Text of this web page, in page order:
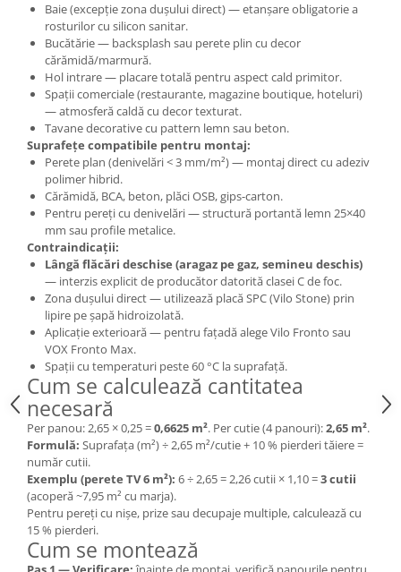
Baie (excepție zona dușului direct) — etanșare obligatorie a
rosturilor cu silicon sanitar.
Bucătărie — backsplash sau perete plin cu decor
cărămidă/marmură.
Hol intrare — placare totală pentru aspect cald primitor.
Spații comerciale (restaurante, magazine boutique, hoteluri)
— atmosferă caldă cu decor texturat.
Tavane decorative cu pattern lemn sau beton.
Suprafețe compatibile pentru montaj:
Perete plan (denivelări < 3 mm/m²) — montaj direct cu adeziv
polimer hibrid.
Cărămidă, BCA, beton, plăci OSB, gips-carton.
Pentru pereți cu denivelări — structură portantă lemn 25×40
mm sau profile metalice.
Contraindicații:
Lângă flăcări deschise (aragaz pe gaz, semineu deschis)
— interzis explicit de producător datorită clasei C de foc.
Zona dușului direct — utilizează placă SPC (Vilo Stone) prin
lipire pe șapă hidroizolată.
Aplicație exterioară — pentru fațadă alege Vilo Fronto sau
VOX Fronto Max.
Spații cu temperaturi peste 60 °C la suprafață.
Cum se calculează cantitatea
necesară
Per panou: 2,65 × 0,25 =0,6625 m². Per cutie (4 panouri):2,65 m².
Formulă: Suprafața (m²) ÷ 2,65 m²/cutie + 10 % pierderi tăiere =
număr cutii.
Exemplu (perete TV 6 m²): 6 ÷ 2,65 = 2,26 cutii × 1,10 =3 cutii
(acoperă ~7,95 m² cu marja).
Pentru pereți cu nișe, prize sau decupaje multiple, calculează cu
15 % pierderi.
Cum se montează